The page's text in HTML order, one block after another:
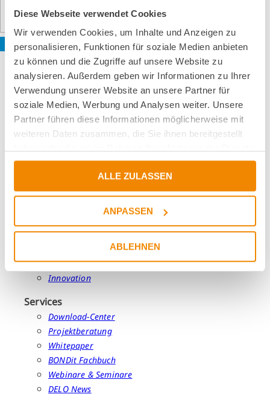
Diese Webseite verwendet Cookies
Wir verwenden Cookies, um Inhalte und Anzeigen zu
personalisieren, Funktionen für soziale Medien anbieten
zu können und die Zugriffe auf unsere Website zu
analysieren. Außerdem geben wir Informationen zu Ihrer
Verwendung unserer Website an unsere Partner für
soziale Medien, Werbung und Analysen weiter. Unsere
Partner führen diese Informationen möglicherweise mit
weiteren Daten zusammen, die Sie ihnen bereitgestellt
gesammelt haben.
ALLE ZULASSEN
ANPASSEN
ABLEHNEN
Portfolio
Märkte
Innovation
Services
Download-Center
Projektberatung
Whitepaper
BONDit Fachbuch
Webinare & Seminare
DELO News